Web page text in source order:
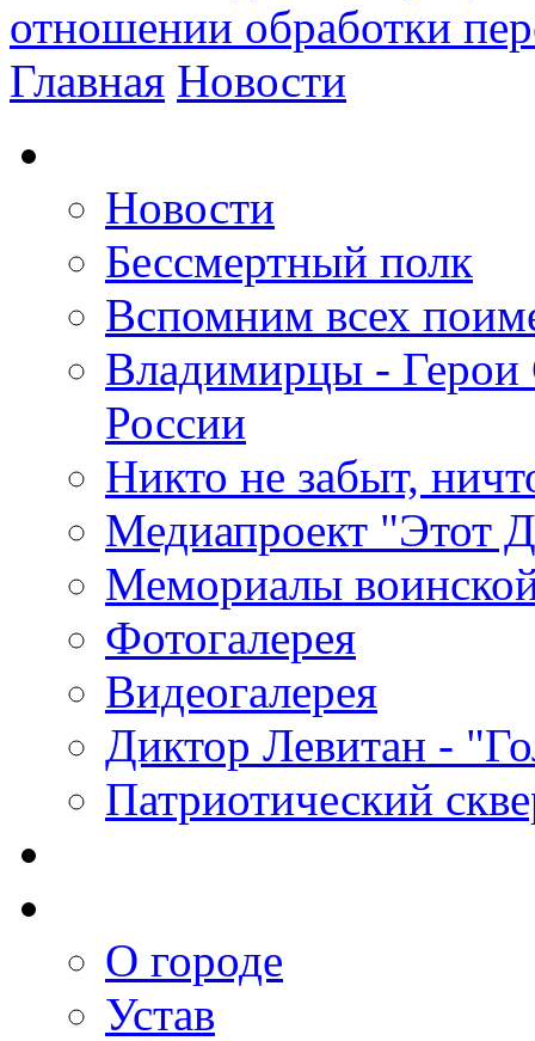
отношении обработки
Главная Новости
Новости
Бессмертный полк
Вспомним всех
Владимирцы - Герои
России
Никто не забыт,
Медиапроект "Этот
Мемориалы
Фотогалерея
Видеогалерея
Диктор Левитан -
Патриотический
О городе
Устав